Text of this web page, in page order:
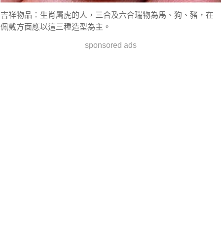
吉祥物品：生肖屬虎的人，三合及六合瑞物為馬、狗、豬，在
佩戴方面應以這三種造型為主。
sponsored ads